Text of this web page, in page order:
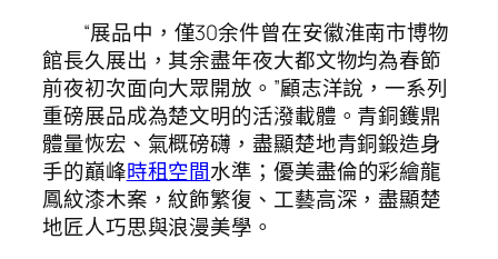
“展品中，僅30余件曾在安徽淮南市博物
館長久展出，其余盡年夜大都文物均為春節
前夜初次面向大眾開放。”顧志洋說，一系列
重磅展品成為楚文明的活潑載體。青銅鑊鼎
體量恢宏、氣概磅礴，盡顯楚地青銅鍛造身
手的巔峰時租空間水準；優美盡倫的彩繪龍
鳳紋漆木案，紋飾繁復、工藝高深，盡顯楚
地匠人巧思與浪漫美學。